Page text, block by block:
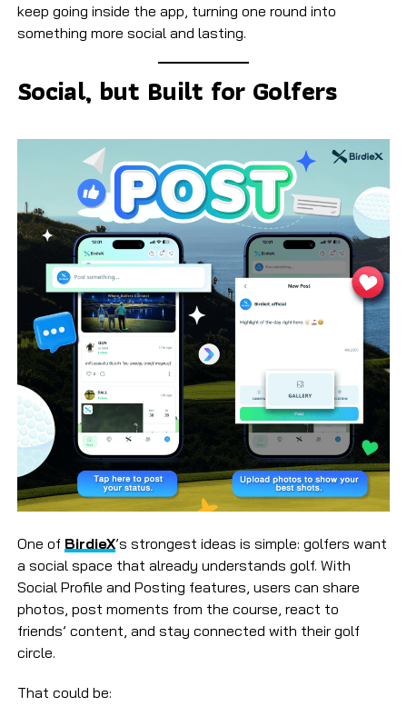
keep going inside the app, turning one round into
something more social and lasting.
Social, but Built for Golfers
One of BirdieX’s strongest ideas is simple: golfers want
a social space that already understands golf. With
Social Profile and Posting features, users can share
photos, post moments from the course, react to
friends’ content, and stay connected with their golf
circle.
That could be: